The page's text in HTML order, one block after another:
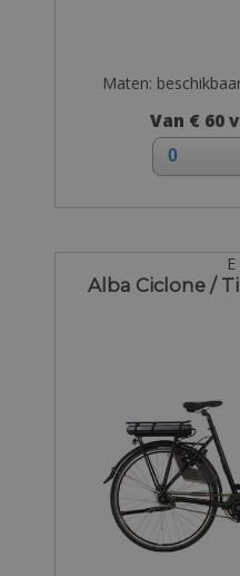
Maten:
Van € 60
Alba Ciclone /